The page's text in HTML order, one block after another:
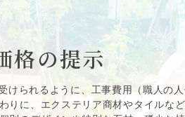
格の提示
けられるように、工事費用（職人の
りに、エクステリア商材やタイルな